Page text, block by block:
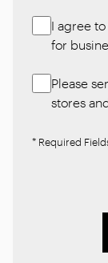
I agree
for
Please
stores
* Required